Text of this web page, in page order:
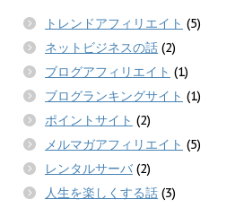
トレンドアフィリエイト (5)
ネットビジネスの話 (2)
ブログアフィリエイト (1)
ブログランキングサイト (1)
ポイントサイト (2)
メルマガアフィリエイト (5)
レンタルサーバ(2)
人生を楽しくする話 (3)